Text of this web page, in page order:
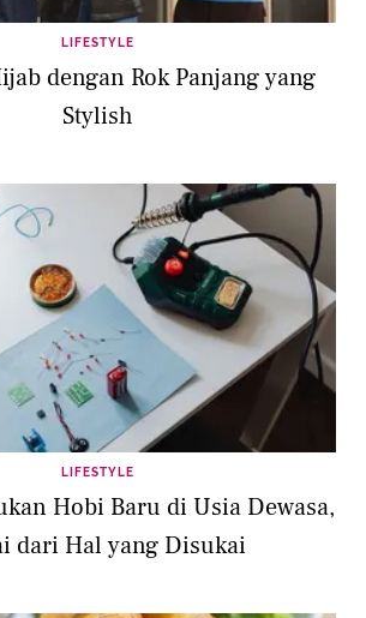
LIFESTYLE
dengan Rok Panjang yang
Stylish
LIFESTYLE
Hobi Baru di Usia Dewasa,
dari Hal yang Disukai